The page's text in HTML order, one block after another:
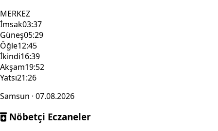
MERKEZ
İmsak03:37
Güneş05:29
Öğle12:45
İkindi16:39
Akşam19:52
Yatsı21:26
Samsun · 07.08.2026
Nöbetçi Eczaneler